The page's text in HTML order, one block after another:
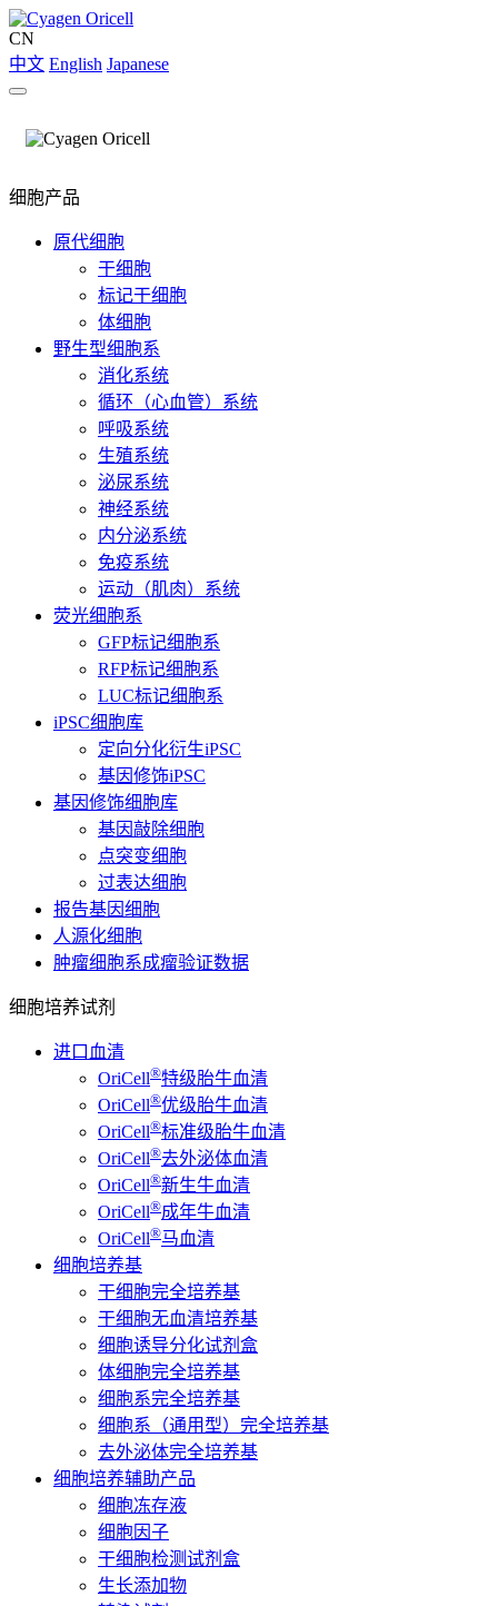
CN
中文 English Japanese
细胞产品
原代细胞
干细胞
标记干细胞
体细胞
野生型细胞系
消化系统
循环（心血管）系统
呼吸系统
生殖系统
泌尿系统
神经系统
内分泌系统
免疫系统
运动（肌肉）系统
荧光细胞系
GFP标记细胞系
RFP标记细胞系
LUC标记细胞系
iPSC细胞库
定向分化衍生iPSC
基因修饰iPSC
基因修饰细胞库
基因敲除细胞
点突变细胞
过表达细胞
报告基因细胞
人源化细胞
肿瘤细胞系成瘤验证数据
细胞培养试剂
进口血清
OriCell®特级胎牛血清
OriCell®优级胎牛血清
OriCell®标准级胎牛血清
OriCell®去外泌体血清
OriCell®新生牛血清
OriCell®成年牛血清
OriCell®马血清
细胞培养基
干细胞完全培养基
干细胞无血清培养基
细胞诱导分化试剂盒
体细胞完全培养基
细胞系完全培养基
细胞系（通用型）完全培养基
去外泌体完全培养基
细胞培养辅助产品
细胞冻存液
细胞因子
干细胞检测试剂盒
生长添加物